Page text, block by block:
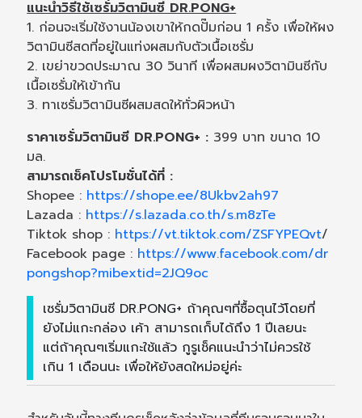
แนะนำวิธีใช้เซรั่มวิตามินซี DR.PONG+
1. ก่อนจะเริ่มใช้งานน้องเขาให้กดปั๊มก่อน 1 ครั้ง เพื่อให้ผง
วิตามินซีสดที่อยู่ในแท่งผสมกับตัวเนื้อเซรั่ม
2. เขย่าขวดประมาณ 30 วินาที เพื่อผสมผงวิตามินซีกับ
เนื้อเซรั่มให้เข้ากัน
3. ทาเซรั่มวิตามินซีผสมสดให้ทั่วผิวหน้า
ราคาเซรั่มวิตามินซี DR.PONG+ : 399 บาท ขนาด 10
มล.
สามารถเช็คโปรโมชั่นได้ที่ :
Shopee : https://shope.ee/8Ukbv2ah97
Lazada : https://s.lazada.co.th/s.m8zTe
Tiktok shop : https://vt.tiktok.com/ZSFYPEQvt/
Facebook page : https://www.facebook.com/dr
pongshop?mibextid=2JQ9oc
เซรั่มวิตามินซี DR.PONG+ ถ้าคุณๆที่ซื้อตุนไว้โดยที่
ยังไม่แกะกล่อง เค้า สามารถเก็บได้ถึง 1 ปีเลยนะ
แต่ถ้าคุณๆเริ่มแกะใช้แล้ว กูรูเช็คแนะนำว่าไม่ควรใช้
เกิน 1 เดือนนะ เพื่อให้ยังสดใหม่อยู่ค่ะ